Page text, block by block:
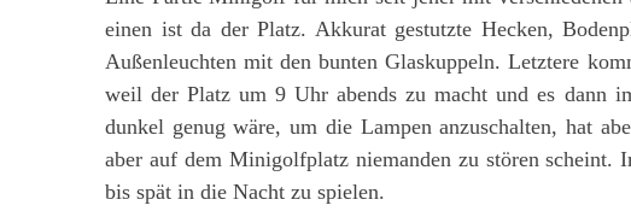
einen ist da der Platz. Akkurat gestutzte Hecken,
Außenleuchten mit den bunten Glaskuppeln. Letztere
weil der Platz um 9 Uhr abends zu macht und es dann
dunkel genug wäre, um die Lampen anzuschalten, hat
aber auf dem Minigolfplatz niemanden zu stören scheint.
bis spät in die Nacht zu spielen.